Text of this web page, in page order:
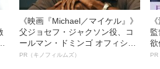
《映画『Michael／マイケル』》
父ジョセフ・ジャクソン役、コ
ールマン・ドミンゴ オフィシャ
ルインタビュー“観客を魅了した
PR（キノフィルムズ）
欲
羊
PR